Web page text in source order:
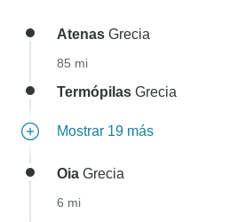
Atenas Grecia
85 mi
Termópilas Grecia
Mostrar 19 más
Oia Grecia
6 mi